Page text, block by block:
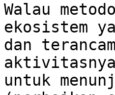
Walau
ekosistem
dan
untuk